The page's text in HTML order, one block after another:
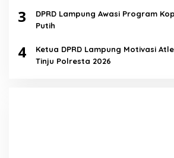
3
DPRD Lampung Awasi Program
Putih
4
Ketua DPRD Lampung Motivasi
Tinju Polresta 2026